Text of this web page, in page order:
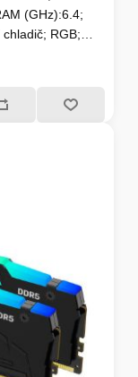
(GHz):6.4;
RGB;